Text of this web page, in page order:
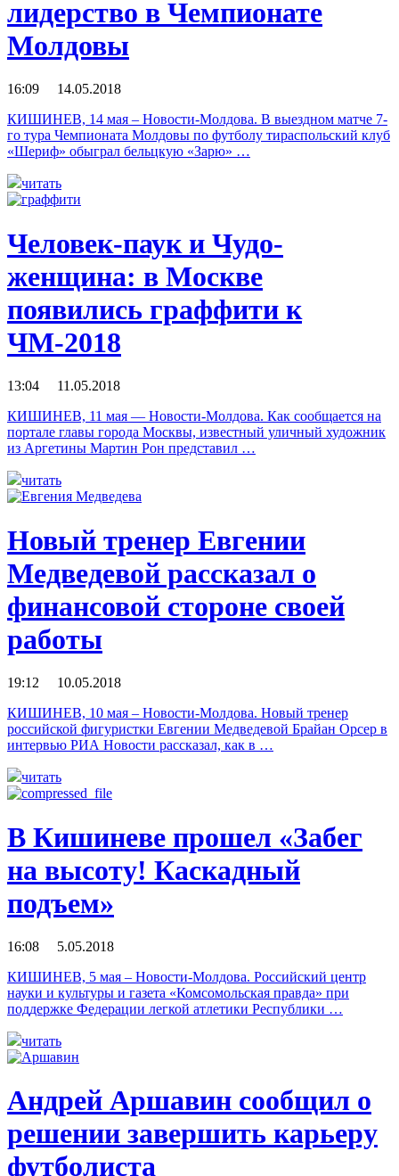
лидерство в Чемпионате
Молдовы
16:09 14.05.2018
КИШИНЕВ, 14 мая – Новости-Молдова. В выездном матче 7-
го тура Чемпионата Молдовы по футболу тираспольский клуб
«Шериф» обыграл бельцкую «Зарю» …
читать
Человек-паук и Чудо-
женщина: в Москве
появились граффити к
ЧМ-2018
13:04 11.05.2018
КИШИНЕВ, 11 мая — Новости-Молдова. Как сообщается на
портале главы города Москвы, известный уличный художник
из Аргетины Мартин Рон представил …
читать
Новый тренер Евгении
Медведевой рассказал о
финансовой стороне своей
работы
19:12 10.05.2018
КИШИНЕВ, 10 мая – Новости-Молдова. Новый тренер
российской фигуристки Евгении Медведевой Брайан Орсер в
интервью РИА Новости рассказал, как в …
читать
В Кишиневе прошел «Забег
на высоту! Каскадный
подъем»
16:08 5.05.2018
КИШИНЕВ, 5 мая – Новости-Молдова. Российский центр
науки и культуры и газета «Комсомольская правда» при
поддержке Федерации легкой атлетики Республики …
читать
Андрей Аршавин сообщил о
решении завершить карьеру
футболиста